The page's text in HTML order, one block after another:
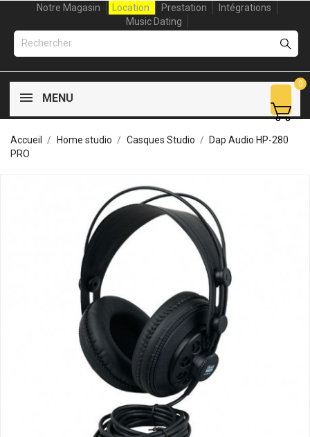
Notre Magasin Location Prestation
Intégrations
Music Dating
MENU
0
Accueil Home studio Casques Studio
Dap Audio HP-280
PRO